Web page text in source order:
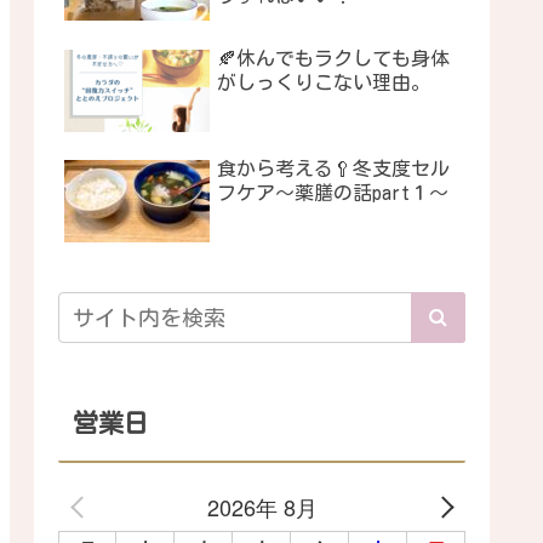
🍂休んでもラクしても身体
がしっくりこない理由。
食から考える🥄冬支度セル
フケア〜薬膳の話part１〜
営業日
2026年 8月